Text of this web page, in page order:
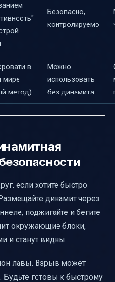
Безопасно,
контролируемо
в
мире
метод)
Можно
использовать
без динамита
если хотите быстро
динамит через
поджигайте и бегите
окружающие блоки,
и станут видны.
лавы. Взрыв может
готовы к быстрому